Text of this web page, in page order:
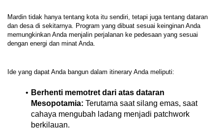
Mardin tidak hanya tentang kota itu sendiri, tetapi juga tentang dataran
dan desa di sekitarnya. Program yang dibuat sesuai keinginan Anda
memungkinkan Anda menjalin perjalanan ke pedesaan yang sesuai
Berhenti memotret dari atas dataran
Mesopotamia: Terutama saat silang emas, saat
cahaya mengubah ladang menjadi patchwork
berkilauan.